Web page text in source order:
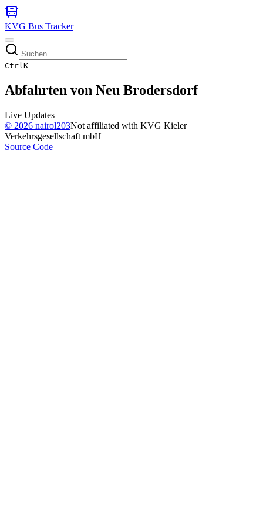
KVG Bus Tracker
CtrlK
Abfahrten von Neu Brodersdorf
Live Updates
© 2026 nairol203Not affiliated with KVG Kieler
Verkehrsgesellschaft mbH
Source Code